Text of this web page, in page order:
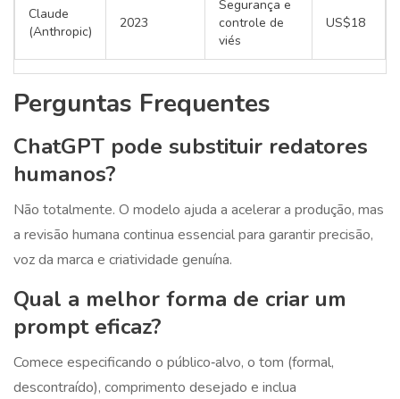
Claude
(Anthropic)
2023
Segurança e
controle de
viés
US$18
Perguntas Frequentes
ChatGPT pode substituir redatores
humanos?
Não totalmente. O modelo ajuda a acelerar a produção, mas
a revisão humana continua essencial para garantir precisão,
voz da marca e criatividade genuína.
Qual a melhor forma de criar um
prompt eficaz?
Comece especificando o público‑alvo, o tom (formal,
descontraído), comprimento desejado e inclua